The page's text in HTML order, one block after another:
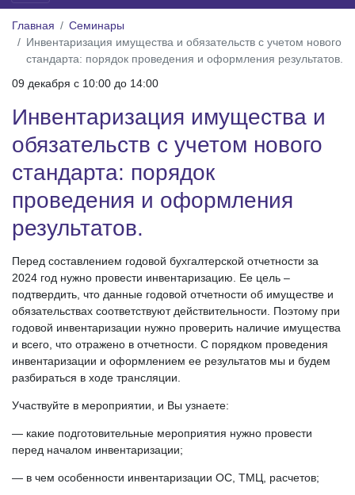
Главная
Семинары
Инвентаризация имущества и обязательств с учетом нового
стандарта: порядок проведения и оформления результатов.
09 декабря c 10:00 до 14:00
Инвентаризация имущества и
обязательств с учетом нового
стандарта: порядок
проведения и оформления
результатов.
Перед составлением годовой бухгалтерской отчетности за
2024 год нужно провести инвентаризацию. Ее цель –
подтвердить, что данные годовой отчетности об имуществе и
обязательствах соответствуют действительности. Поэтому при
годовой инвентаризации нужно проверить наличие имущества
и всего, что отражено в отчетности. С порядком проведения
инвентаризации и оформлением ее результатов мы и будем
разбираться в ходе трансляции.
Участвуйте в мероприятии, и Вы узнаете:
— какие подготовительные мероприятия нужно провести
перед началом инвентаризации;
— в чем особенности инвентаризации ОС, ТМЦ, расчетов;